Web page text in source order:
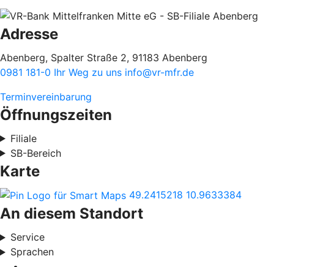
Adresse
Abenberg, Spalter Straße 2, 91183 Abenberg
0981 181-0 Ihr Weg zu uns info@vr-mfr.de
Terminvereinbarung
Öffnungszeiten
Filiale
SB-Bereich
Karte
49.2415218 10.9633384
An diesem Standort
Service
Sprachen